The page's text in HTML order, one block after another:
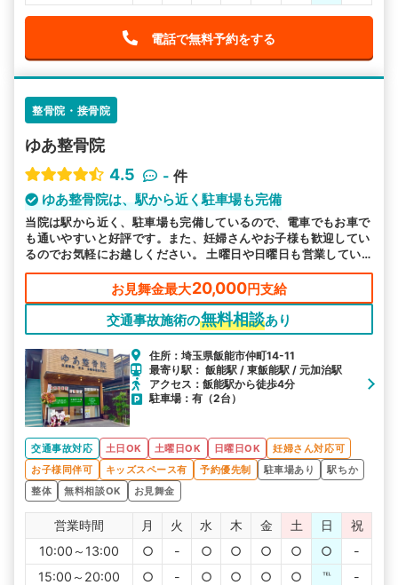
電話で無料予約をする
整骨院・接骨院
ゆあ整骨院
4.5
- 件
ゆあ整骨院は、駅から近く駐車場も完備
当院は駅から近く、駐車場も完備しているので、電車でもお車で
も通いやすいと好評です。また、妊婦さんやお子様も歓迎してい
るのでお気軽にお越しください。 土曜日や日曜日も営業してい
ますので、お忙しい方も安心してお越しいただけます。
お見舞金最大20,000円支給
交通事故施術の無料相談あり
住所：埼玉県飯能市仲町14-11
最寄り駅： 飯能駅 / 東飯能駅 / 元加治駅
アクセス：飯能駅から徒歩4分
駐車場：有（2台）
交通事故対応 土日OK 土曜日OK 日曜日OK
妊婦さん対応可
お子様同伴可
キッズスペース有 予約優先制 駐車場あり
駅ちか
整体
無料相談OK お見舞金
営業時間 月 火 水 木 金 土 日
祝
10:00～13:00
○ - ○ ○ ○ ○ ○
-
15:00～20:00
○ - ○ ○ ○ ○ ℡ -